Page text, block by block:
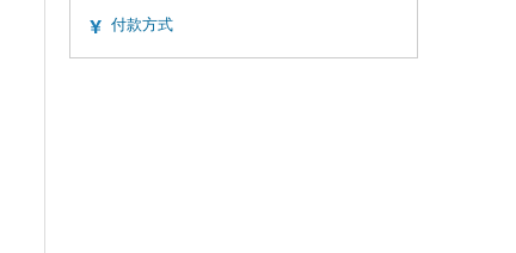
付款方式